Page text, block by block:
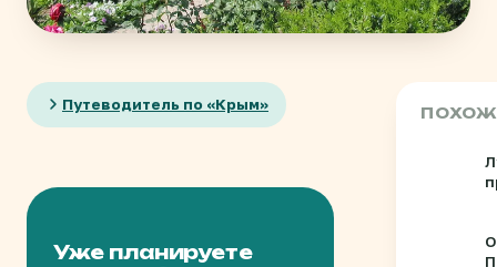
Путеводитель по «Крым»
Уже планируете